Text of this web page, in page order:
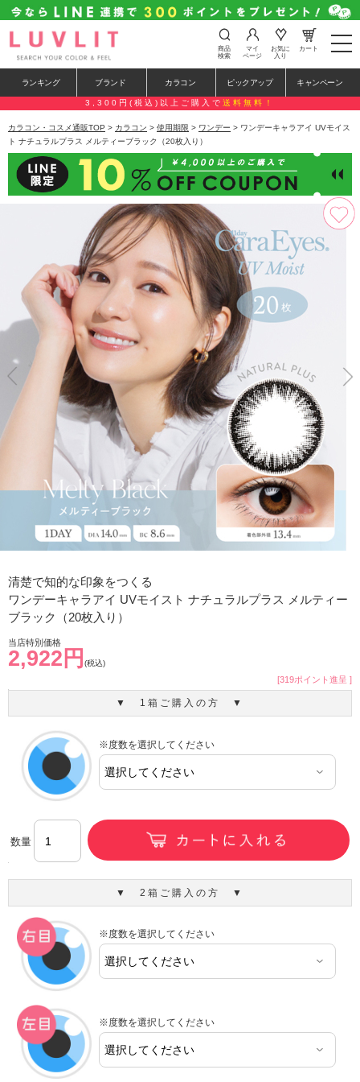
t
o
e
n
a
a
i
o
n
商品
検索
マイ
ページ
お気に
入り
カート
ランキング ブランド カラコン ピックアップ キャンペーン
3,300円(税込)以上ご購入で 送料無料！
カラコン・コスメ通販TOP > カラコン > 使用期限 > ワンデー > ワンデーキャラアイ UVモイス
ト ナチュラルプラス メルティーブラック（20枚入り）
清楚で知的な印象をつくる
ワンデーキャラアイ UVモイスト ナチュラルプラス メルティー
ブラック（20枚入り）
当店特別価格
2,922円 (税込)
[319ポイント進呈 ]
▼ 1箱ご購入の方 ▼
※度数を選択してください
数量
▼ 2箱ご購入の方 ▼
※度数を選択してください
※度数を選択してください